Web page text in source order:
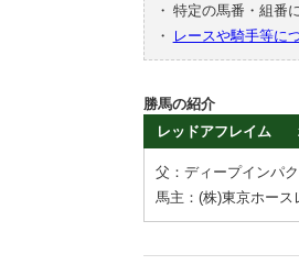
・ 特定の馬番・組番
・
レースや騎手等に
勝馬の紹介
レッドアフレイム
父：ディープインパク
馬主：(株)東京ホース